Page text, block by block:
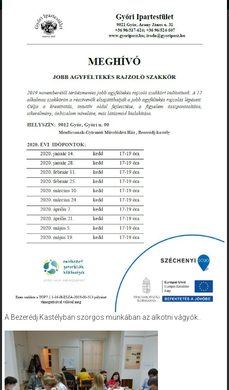
A Bezerédj Kastélyban szorgos munkában az alkotni vágyók..